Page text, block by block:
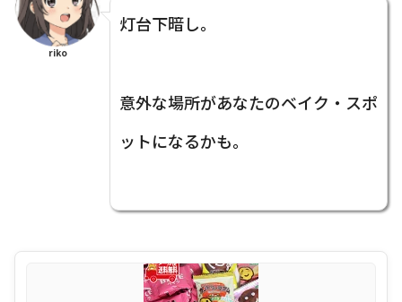
riko
灯台下暗し。
意外な場所があなたのベイク・スポ
ットになるかも。